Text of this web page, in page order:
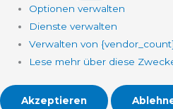
Optionen verwalten
Dienste verwalten
Verwalten von
Lese mehr über diese
Akzeptieren